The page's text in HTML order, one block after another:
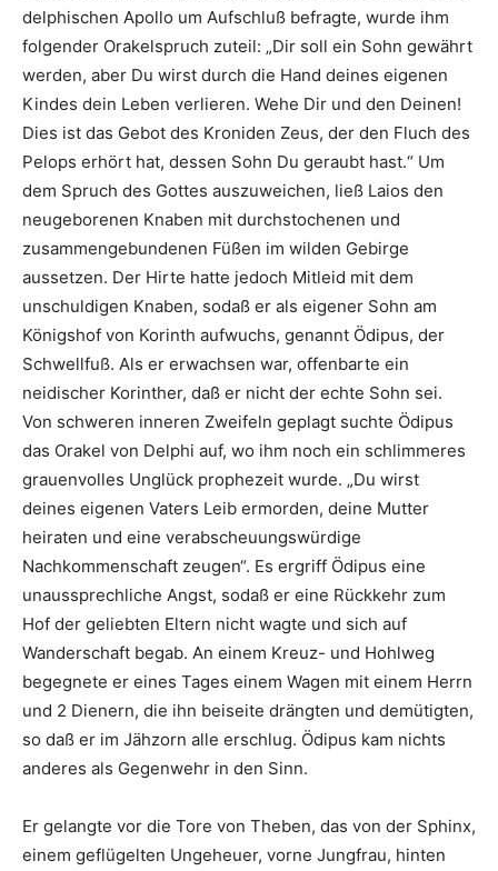
delphischen Apollo um Aufschluß befragte, wurde ihm
folgender Orakelspruch zuteil: „Dir soll ein Sohn gewährt
werden, aber Du wirst durch die Hand deines eigenen
Kindes dein Leben verlieren. Wehe Dir und den Deinen!
Dies ist das Gebot des Kroniden Zeus, der den Fluch des
Pelops erhört hat, dessen Sohn Du geraubt hast.“ Um
dem Spruch des Gottes auszuweichen, ließ Laios den
neugeborenen Knaben mit durchstochenen und
zusammengebundenen Füßen im wilden Gebirge
aussetzen. Der Hirte hatte jedoch Mitleid mit dem
unschuldigen Knaben, sodaß er als eigener Sohn am
Königshof von Korinth aufwuchs, genannt Ödipus, der
Schwellfuß. Als er erwachsen war, offenbarte ein
neidischer Korinther, daß er nicht der echte Sohn sei.
Von schweren inneren Zweifeln geplagt suchte Ödipus
das Orakel von Delphi auf, wo ihm noch ein schlimmeres
grauenvolles Unglück prophezeit wurde. „Du wirst
deines eigenen Vaters Leib ermorden, deine Mutter
heiraten und eine verabscheuungswürdige
Nachkommenschaft zeugen“. Es ergriff Ödipus eine
unaussprechliche Angst, sodaß er eine Rückkehr zum
Hof der geliebten Eltern nicht wagte und sich auf
Wanderschaft begab. An einem Kreuz- und Hohlweg
begegnete er eines Tages einem Wagen mit einem Herrn
und 2 Dienern, die ihn beiseite drängten und demütigten,
so daß er im Jähzorn alle erschlug. Ödipus kam nichts
anderes als Gegenwehr in den Sinn.
Er gelangte vor die Tore von Theben, das von der Sphinx,
einem geflügelten Ungeheuer, vorne Jungfrau, hinten